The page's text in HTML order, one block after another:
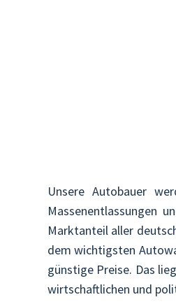
Unsere Autobauer
Massenentlassungen
Marktanteil aller
dem wichtigsten
günstige Preise. Das
wirtschaftlichen und